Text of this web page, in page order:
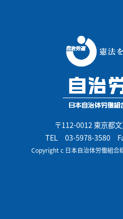
〒112-0012 東京都
TEL 03-5978-3580
Copyright c 日本自治体労働組合